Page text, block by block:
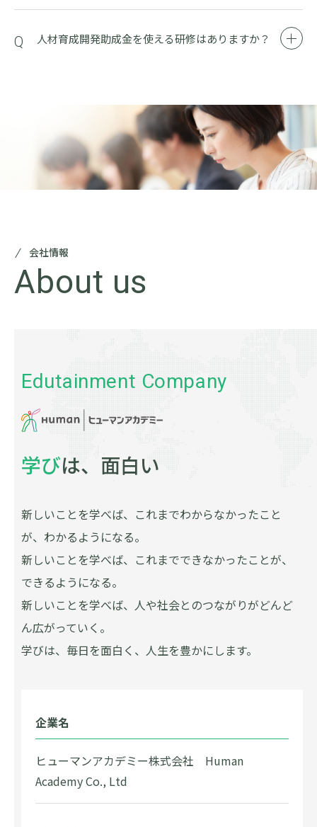
人材育成開発助成金を使える研修はありますか？
会社情報
About us
Edutainment Company
学びは、面白い
新しいことを学べば、これまでわからなかったこと
が、わかるようになる。
新しいことを学べば、これまでできなかったことが、
できるようになる。
新しいことを学べば、人や社会とのつながりがどんど
ん広がっていく。
学びは、毎日を面白く、人生を豊かにします。
企業名
ヒューマンアカデミー株式会社 Human
Academy Co., Ltd